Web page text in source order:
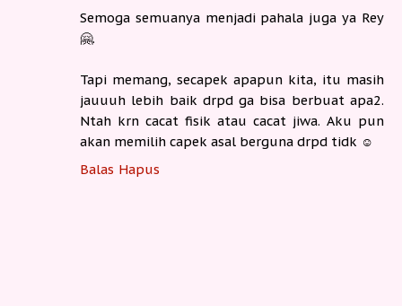
Semoga semuanya menjadi pahala juga ya Rey
🤗.
Tapi memang, secapek apapun kita, itu masih
jauuuh lebih baik drpd ga bisa berbuat apa2.
Ntah krn cacat fisik atau cacat jiwa. Aku pun
akan memilih capek asal berguna drpd tidk ☺
Balas Hapus